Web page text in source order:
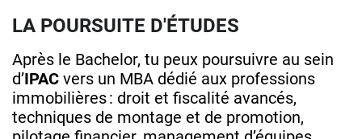
LA POURSUITE D'ÉTUDES
Après le Bachelor, tu peux poursuivre au sein
d’IPAC vers un MBA dédié aux professions
immobilières : droit et fiscalité avancés,
techniques de montage et de promotion,